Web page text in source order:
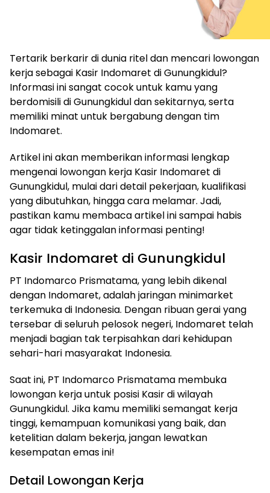
Tertarik berkarir di dunia ritel dan mencari lowongan
kerja sebagai Kasir Indomaret di Gunungkidul?
Informasi ini sangat cocok untuk kamu yang
berdomisili di Gunungkidul dan sekitarnya, serta
memiliki minat untuk bergabung dengan tim
Indomaret.
Artikel ini akan memberikan informasi lengkap
mengenai lowongan kerja Kasir Indomaret di
Gunungkidul, mulai dari detail pekerjaan, kualifikasi
yang dibutuhkan, hingga cara melamar. Jadi,
pastikan kamu membaca artikel ini sampai habis
agar tidak ketinggalan informasi penting!
Kasir Indomaret di Gunungkidul
PT Indomarco Prismatama, yang lebih dikenal
dengan Indomaret, adalah jaringan minimarket
terkemuka di Indonesia. Dengan ribuan gerai yang
tersebar di seluruh pelosok negeri, Indomaret telah
menjadi bagian tak terpisahkan dari kehidupan
sehari-hari masyarakat Indonesia.
Saat ini, PT Indomarco Prismatama membuka
lowongan kerja untuk posisi Kasir di wilayah
Gunungkidul. Jika kamu memiliki semangat kerja
tinggi, kemampuan komunikasi yang baik, dan
ketelitian dalam bekerja, jangan lewatkan
kesempatan emas ini!
Detail Lowongan Kerja